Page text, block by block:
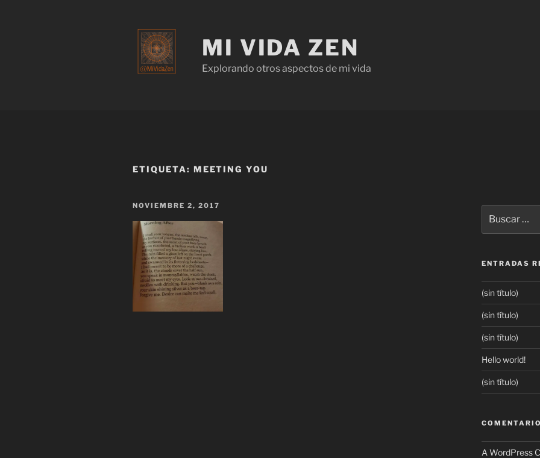
MI VIDA ZEN
Explorando otros aspectos de mi vida
ETIQUETA: MEETING YOU
NOVIEMBRE 2, 2017
ENTRADAS
(sin título)
(sin título)
(sin título)
Hello world!
(sin título)
A WordPress